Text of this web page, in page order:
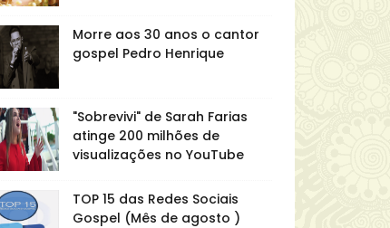
Morre aos 30 anos o cantor
gospel Pedro Henrique
"Sobrevivi" de Sarah Farias
atinge 200 milhões de
visualizações no YouTube
TOP 15 das Redes Sociais
Gospel (Mês de agosto )